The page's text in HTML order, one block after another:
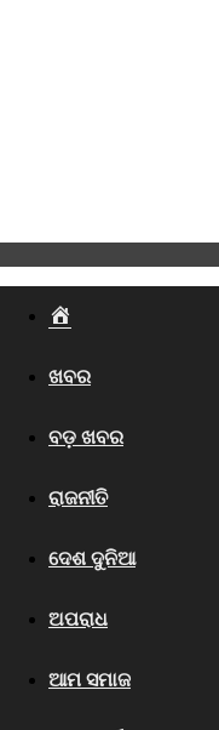
ଖବର
ବଡ଼ ଖବର
ରାଜନୀତି
ଦେଶ ଦୁନିଆ
ଅପରାଧ
ଆମ ସମାଜ